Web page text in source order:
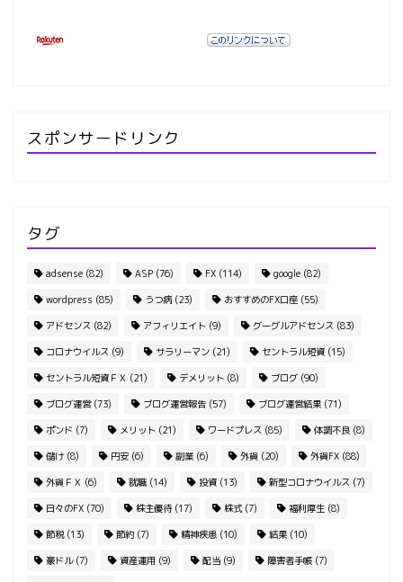
スポンサードリンク
タグ
adsense (82) ASP (76) FX (114) google (82)
wordpress (85) うつ病 (23) おすすめのFX口座 (55)
アドセンス (82) アフィリエイト (9) グーグルアドセンス (83)
コロナウイルス (9) サラリーマン (21) セントラル短資 (15)
セントラル短資ＦＸ (21) デメリット (8) ブログ (90)
ブログ運営(73) ブログ運営報告 (57) ブログ運営結果 (71)
ポンド (7) メリット (21) ワードプレス (85) 体調不良 (8)
儲け (8) 円安 (6) 副業 (6) 外貨 (20) 外貨FX (88)
外貨ＦＸ (6) 就職 (14) 投資 (13) 新型コロナウイルス (7)
日々のFX (70) 株主優待 (17) 株式(7) 福利厚生 (8)
節税(13) 節約 (7) 精神疾患 (10) 結果 (10)
豪ドル(7) 資産運用 (9) 配当 (9) 障害者手帳 (7)